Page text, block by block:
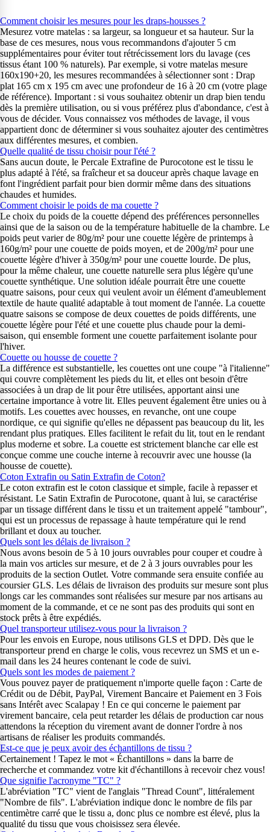
Comment choisir les mesures pour les draps-housses ?
Mesurez votre matelas : sa largeur, sa longueur et sa hauteur. Sur la
base de ces mesures, nous vous recommandons d'ajouter 5 cm
supplémentaires pour éviter tout rétrécissement lors du lavage (ces
tissus étant 100 % naturels). Par exemple, si votre matelas mesure
160x190+20, les mesures recommandées à sélectionner sont : Drap
plat 165 cm x 195 cm avec une profondeur de 16 à 20 cm (votre plage
de référence). Important : si vous souhaitez obtenir un drap bien tendu
dès la première utilisation, ou si vous préférez plus d'abondance, c'est à
vous de décider. Vous connaissez vos méthodes de lavage, il vous
appartient donc de déterminer si vous souhaitez ajouter des centimètres
aux différentes mesures, et combien.
Quelle qualité de tissu choisir pour l'été ?
Sans aucun doute, le Percale Extrafine de Purocotone est le tissu le
plus adapté à l'été, sa fraîcheur et sa douceur après chaque lavage en
font l'ingrédient parfait pour bien dormir même dans des situations
chaudes et humides.
Comment choisir le poids de ma couette ?
Le choix du poids de la couette dépend des préférences personnelles
ainsi que de la saison ou de la température habituelle de la chambre. Le
poids peut varier de 80g/m² pour une couette légère de printemps à
160g/m² pour une couette de poids moyen, et de 200g/m² pour une
couette légère d'hiver à 350g/m² pour une couette lourde. De plus,
pour la même chaleur, une couette naturelle sera plus légère qu'une
couette synthétique. Une solution idéale pourrait être une couette
quatre saisons, pour ceux qui veulent avoir un élément d'ameublement
textile de haute qualité adaptable à tout moment de l'année. La couette
quatre saisons se compose de deux couettes de poids différents, une
couette légère pour l'été et une couette plus chaude pour la demi-
saison, qui ensemble forment une couette parfaitement isolante pour
l'hiver.
Couette ou housse de couette ?
La différence est substantielle, les couettes ont une coupe "à l'italienne"
qui couvre complètement les pieds du lit, et elles ont besoin d'être
associées à un drap de lit pour être utilisées, apportant ainsi une
certaine importance à votre lit. Elles peuvent également être unies ou à
motifs. Les couettes avec housses, en revanche, ont une coupe
nordique, ce qui signifie qu'elles ne dépassent pas beaucoup du lit, les
rendant plus pratiques. Elles facilitent le refait du lit, tout en le rendant
plus moderne et sobre. La couette est strictement blanche car elle est
conçue comme une couche interne à recouvrir avec une housse (la
housse de couette).
Coton Extrafin ou Satin Extrafin de Coton?
Le coton extrafin est le coton classique et simple, facile à repasser et
résistant. Le Satin Extrafin de Purocotone, quant à lui, se caractérise
par un tissage différent dans le tissu et un traitement appelé "tambour",
qui est un processus de repassage à haute température qui le rend
brillant et doux au toucher.
Quels sont les délais de livraison ?
Nous avons besoin de 5 à 10 jours ouvrables pour couper et coudre à
la main vos articles sur mesure, et de 2 à 3 jours ouvrables pour les
produits de la section Outlet. Votre commande sera ensuite confiée au
coursier GLS. Les délais de livraison des produits sur mesure sont plus
longs car les commandes sont réalisées sur mesure par nos artisans au
moment de la commande, et ce ne sont pas des produits qui sont en
stock prêts à être expédiés.
Quel transporteur utilisez-vous pour la livraison ?
Pour les envois en Europe, nous utilisons GLS et DPD. Dès que le
transporteur prend en charge le colis, vous recevrez un SMS et un e-
mail dans les 24 heures contenant le code de suivi.
Quels sont les modes de paiement ?
Vous pouvez payer de pratiquement n'importe quelle façon : Carte de
Crédit ou de Débit, PayPal, Virement Bancaire et Paiement en 3 Fois
sans Intérêt avec Scalapay ! En ce qui concerne le paiement par
virement bancaire, cela peut retarder les délais de production car nous
attendons la réception du virement avant de donner l'ordre à nos
artisans de réaliser les produits commandés.
Est-ce que je peux avoir des échantillons de tissu ?
Certainement ! Tapez le mot « Échantillons » dans la barre de
recherche et commandez votre kit d'échantillons à recevoir chez vous!
Que signifie l'acronyme "TC" ?
L'abréviation "TC" vient de l'anglais "Thread Count", littéralement
"Nombre de fils". L'abréviation indique donc le nombre de fils par
centimètre carré que le tissu a, donc plus ce nombre est élevé, plus la
qualité du tissu que vous choisissez sera élevée.